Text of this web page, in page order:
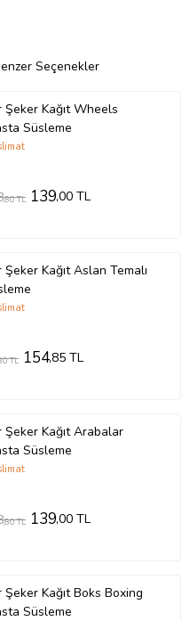
Seçenekler
Kağıt Wheels
Süsleme
,80 TL 139,00 TL
Kağıt Aslan Temalı
TL 154,85 TL
Şeker Kağıt Arabalar
Süsleme
,80 TL 139,00 TL
Kağıt Boks Boxing
Süsleme